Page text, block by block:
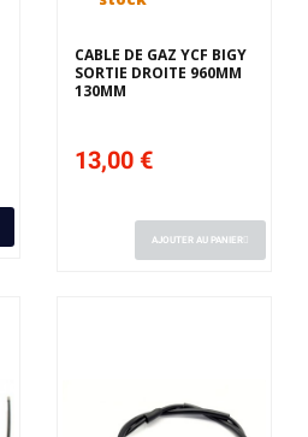
CABLE DE GAZ YCF BIGY
SORTIE DROITE 960MM
130MM
13,00 €
AJOUTER AU PANIER